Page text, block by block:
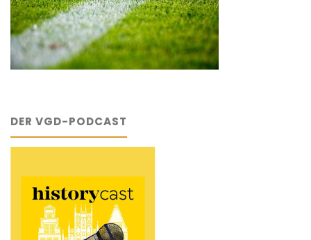
DER VGD-PODCAST